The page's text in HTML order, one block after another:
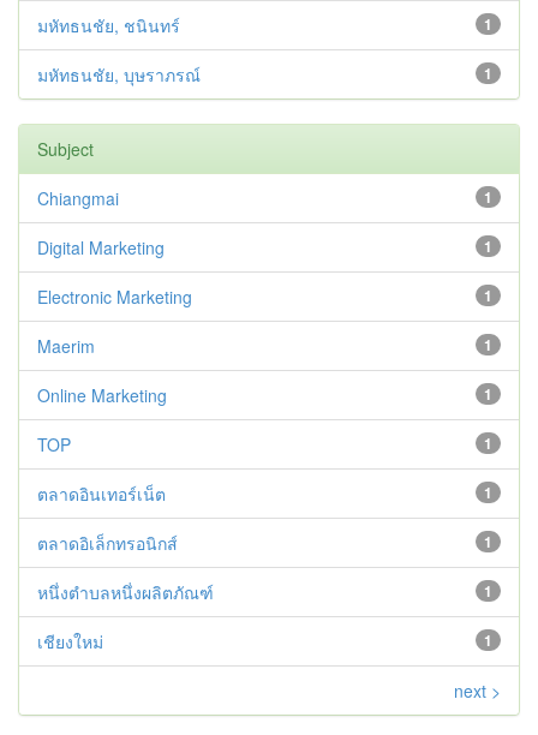
1
มหัทธนชัย, ชนินทร์
1
มหัทธนชัย, บุษราภรณ์
Subject
1
Chiangmai
1
Digital Marketing
1
Electronic Marketing
1
Maerim
1
Online Marketing
1
TOP
1
ตลาดอินเทอร์เน็ต
1
ตลาดอิเล็กทรอนิกส์
1
หนึ่งตำบลหนึ่งผลิตภัณฑ์
1
เชียงใหม่
next >